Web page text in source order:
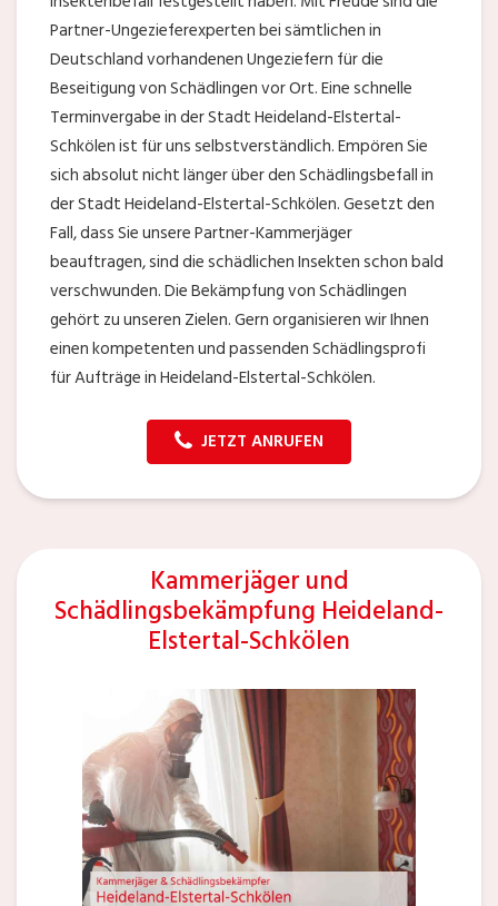
Partner-Ungezieferexperten bei sämtlichen in
Deutschland vorhandenen Ungeziefern für die
Beseitigung von Schädlingen vor Ort. Eine schnelle
Terminvergabe in der Stadt Heideland-Elstertal-
Schkölen ist für uns selbstverständlich. Empören Sie
sich absolut nicht länger über den Schädlingsbefall in
der Stadt Heideland-Elstertal-Schkölen. Gesetzt den
Fall, dass Sie unsere Partner-Kammerjäger
beauftragen, sind die schädlichen Insekten schon bald
verschwunden. Die Bekämpfung von Schädlingen
gehört zu unseren Zielen. Gern organisieren wir Ihnen
einen kompetenten und passenden Schädlingsprofi
für Aufträge in Heideland-Elstertal-Schkölen.
JETZT ANRUFEN
Kammerjäger und
Schädlingsbekämpfung Heideland-
Elstertal-Schkölen